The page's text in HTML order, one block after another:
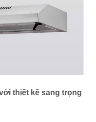
thiết kế sang trọng